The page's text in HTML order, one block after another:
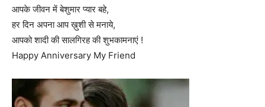
आपके जीवन में बेशुमार प्यार बहे,
हर दिन अपना आप ख़ुशी से मनाये,
आपको शादी की सालगिरह की शुभकामनाएं !
Happy Anniversary My Friend